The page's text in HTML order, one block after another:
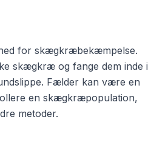
for skægkræbekæmpelse.
skægkræ og fange dem inde i
Fælder kan være en
en skægkræpopulation,
metoder.